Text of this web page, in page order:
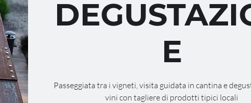
E
Passeggiata tra i vigneti, visita guidata in cantina e
vini con tagliere di prodotti tipici locali